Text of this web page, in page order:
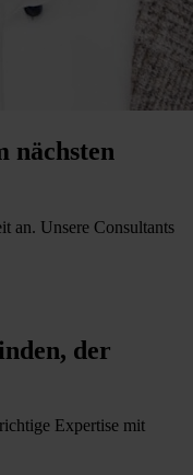
nächsten
an. Unsere Consultants
der
Expertise mit